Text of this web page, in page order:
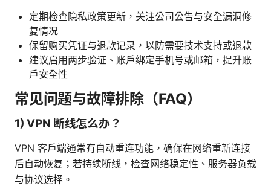
定期检查隐私政策更新，关注公司公告与安全漏洞修
复情况
保留购买凭证与退款记录，以防需要技术支持或退款
建议启用两步验证、账户绑定手机号或邮箱，提升账
户安全性
常见问题与故障排除（FAQ）
1) VPN 断线怎么办？
VPN 客户端通常有自动重连功能，确保在网络重新连接
后自动恢复；若持续断线，检查网络稳定性、服务器负载
与协议选择。